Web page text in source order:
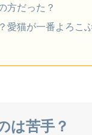
方だった？
愛猫が一番よろこ
は苦手？